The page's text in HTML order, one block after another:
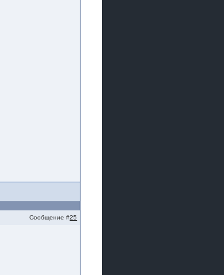
Сообщение #25